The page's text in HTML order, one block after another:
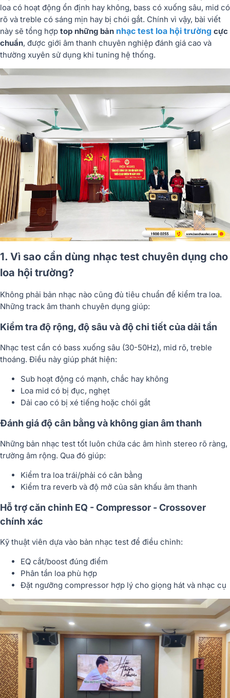
loa có hoạt động ổn định hay không, bass có xuống sâu, mid có
rõ và treble có sáng mịn hay bị chói gắt. Chính vì vậy, bài viết
này sẽ tổng hợp top những bản nhạc test loa hội trường cực
chuẩn, được giới âm thanh chuyên nghiệp đánh giá cao và
thường xuyên sử dụng khi tuning hệ thống.
1. Vì sao cần dùng nhạc test chuyên dụng cho
loa hội trường?
Không phải bản nhạc nào cũng đủ tiêu chuẩn để kiểm tra loa.
Những track âm thanh chuyên dụng giúp:
Kiểm tra độ rộng, độ sâu và độ chi tiết của dải tần
Nhạc test cần có bass xuống sâu (30-50Hz), mid rõ, treble
thoáng. Điều này giúp phát hiện:
Sub hoạt động có mạnh, chắc hay không
Loa mid có bị đục, nghẹt
Dải cao có bị xé tiếng hoặc chói gắt
Đánh giá độ cân bằng và không gian âm thanh
Những bản nhạc test tốt luôn chứa các âm hình stereo rõ ràng,
trường âm rộng. Qua đó giúp:
Kiểm tra loa trái/phải có cân bằng
Kiểm tra reverb và độ mở của sân khấu âm thanh
Hỗ trợ căn chỉnh EQ - Compressor - Crossover
chính xác
Kỹ thuật viên dựa vào bản nhạc test để điều chỉnh:
EQ cắt/boost đúng điểm
Phân tần loa phù hợp
Đặt ngưỡng compressor hợp lý cho giọng hát và nhạc cụ